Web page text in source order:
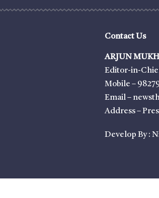
Contact Us
ARJUN
Editor-in-
Mobile –
Email –
Address –
Develop By :